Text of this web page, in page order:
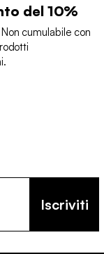
del 10%
cumulabile con
Iscriviti